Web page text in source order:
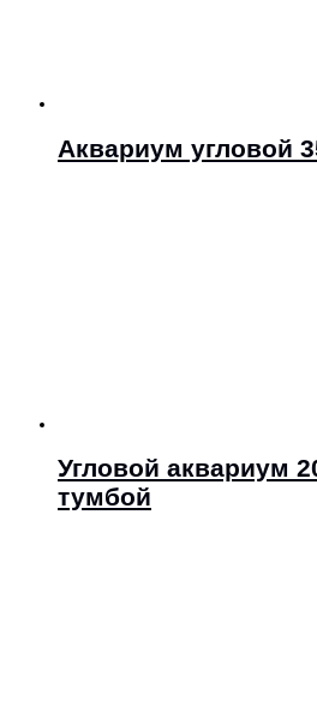
Аквариум угловой
Угловой аквариум
тумбой